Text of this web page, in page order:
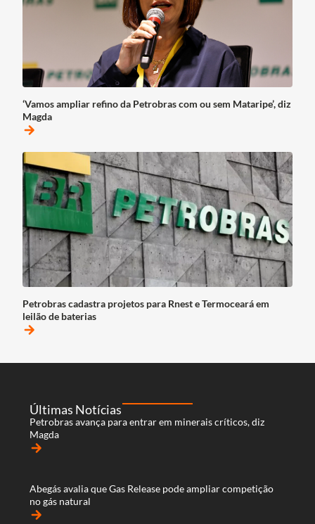
‘Vamos ampliar refino da Petrobras com ou sem Mataripe’, diz
Magda
arrow_forward
Petrobras cadastra projetos para Rnest e Termoceará em
leilão de baterias
arrow_forward
Últimas Notícias
Petrobras avança para entrar em minerais críticos, diz
Magda
arrow_forward
Abegás avalia que Gas Release pode ampliar competição
no gás natural
arrow_forward